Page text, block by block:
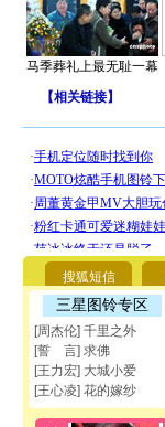
马季葬礼上最无耻一幕
【相关链接】
搜狐短信
三星图铃专区
[周杰伦] 千里之外
[誓 言] 求佛
[王力宏] 大城小爱
[王心凌] 花的嫁纱